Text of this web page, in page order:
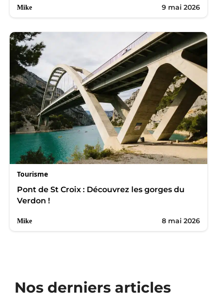
Mike 9 mai 2026
Tourisme
Pont de St Croix : Découvrez les gorges du
Verdon !
Mike 8 mai 2026
Nos derniers articles